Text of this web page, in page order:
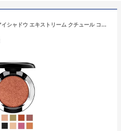
マック ダズルシャドウ アイシャドウ エキストリーム クチュール コッパー ( COUTURE COPPER ) 1,5g M.A.C DAZZLESHADOW EXTREME EYE SHADOW